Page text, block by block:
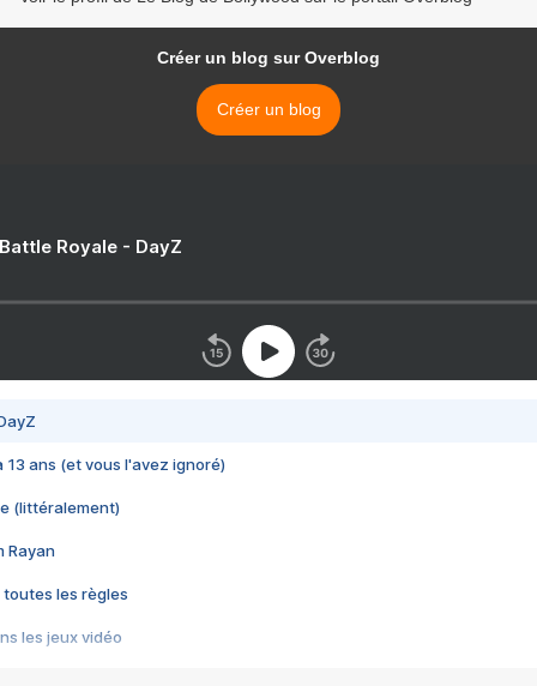
Créer un blog sur Overblog
Créer un blog
Royale - DayZ
13 ans (et vous l'avez ignoré)
(littéralement)
Rayan
toutes les règles
les jeux vidéo